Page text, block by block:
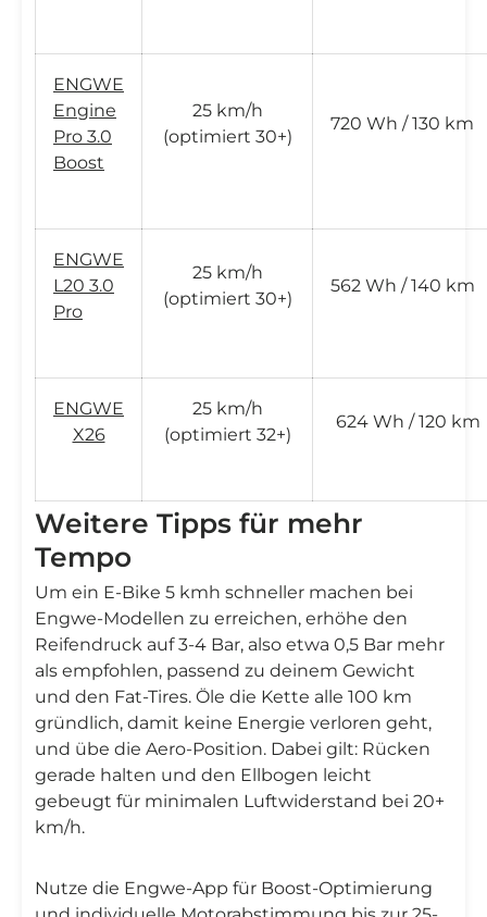
ENGWE
Engine
Pro 3.0
Boost
25 km/h
(optimiert 30+)
720 Wh / 130 km
ENGWE
L20 3.0
Pro
25 km/h
(optimiert 30+)
562 Wh / 140 km
ENGWE
X26
25 km/h
(optimiert 32+)
624 Wh / 120 km
Weitere Tipps für mehr
Tempo
Um ein E-Bike 5 kmh schneller machen bei
Engwe-Modellen zu erreichen, erhöhe den
Reifendruck auf 3-4 Bar, also etwa 0,5 Bar mehr
als empfohlen, passend zu deinem Gewicht
und den Fat-Tires. Öle die Kette alle 100 km
gründlich, damit keine Energie verloren geht,
und übe die Aero-Position. Dabei gilt: Rücken
gerade halten und den Ellbogen leicht
gebeugt für minimalen Luftwiderstand bei 20+
km/h.
Nutze die Engwe-App für Boost-Optimierung